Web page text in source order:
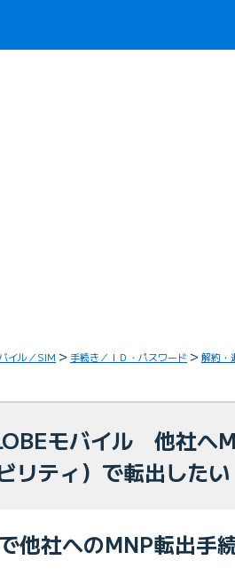
イル／SIM 手続き／ＩＤ・パスワード 解約・
モバイル 他社へ
リティ）で転出したい
他社へのMNP転出手